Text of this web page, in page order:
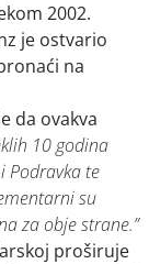
2002.
je ostvario
na
da ovakva
10 godina
Podravka te
su
za obje strane.”
proširuje